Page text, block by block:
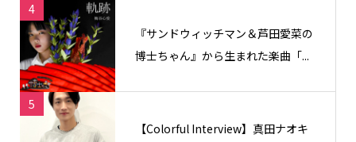
4
『サンドウィッチマン＆芦田愛菜の
博士ちゃん』から生まれた楽曲「...
5
【Colorful Interview】真田ナオキ